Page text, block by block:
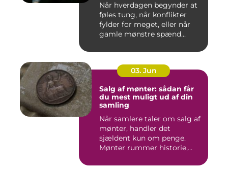
Når hverdagen begynder at
føles tung, når konflikter
fylder for meget, eller når
gamle mønstre spænd...
03. Jun
Salg af mønter: sådan får
du mest muligt ud af din
samling
Når samlere taler om salg af
mønter, handler det
sjældent kun om penge.
Mønter rummer historie,